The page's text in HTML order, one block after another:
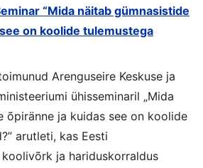
“Mida näitab gümnasistide
on koolide tulemustega
Arenguseire Keskuse ja
ühisseminaril „Mida
õpiränne ja kuidas see on koolide
arutleti, kas Eesti
ja hariduskorraldus